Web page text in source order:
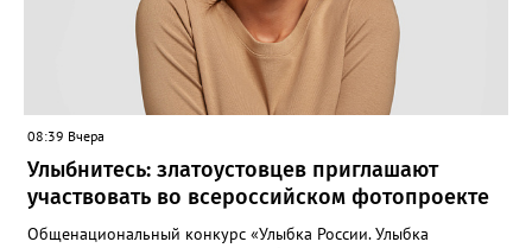
08:39 Вчера
Улыбнитесь: златоустовцев приглашают
участвовать во всероссийском фотопроекте
Общенациональный конкурс «Улыбка России. Улыбка